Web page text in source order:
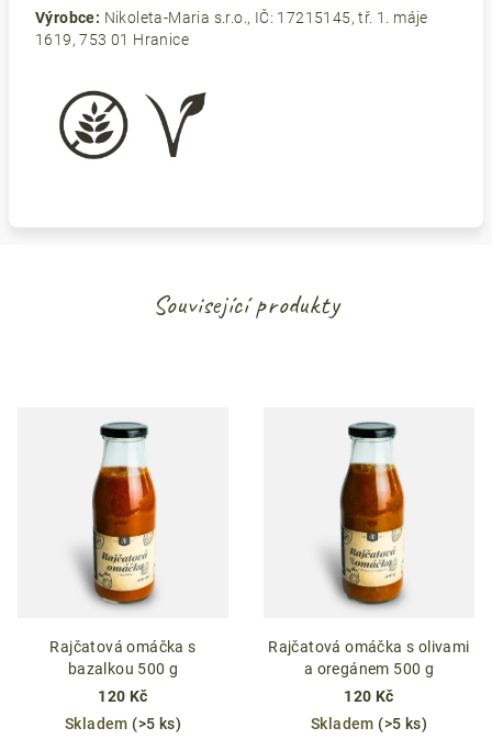
Výrobce: Nikoleta-Maria s.r.o., IČ: 17215145, tř. 1. máje
1619, 753 01 Hranice
Související produkty
Rajčatová omáčka s
bazalkou 500 g
120 Kč
Skladem (>5 ks)
Rajčatová omáčka s olivami
a oregánem 500 g
120 Kč
Skladem (>5 ks)